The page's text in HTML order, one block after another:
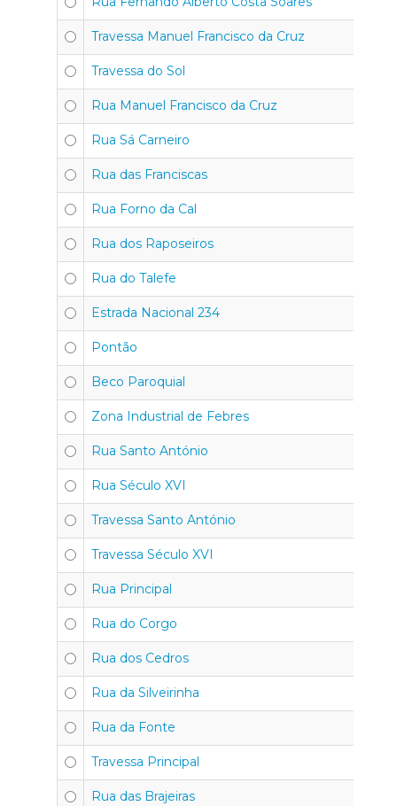
Travessa Manuel Francisco da Cruz
Travessa do Sol
Rua Manuel Francisco da Cruz
Rua Sá Carneiro
Rua das Franciscas
Rua Forno da Cal
Rua dos Raposeiros
Rua do Talefe
Estrada Nacional 234
Pontão
Beco Paroquial
Zona Industrial de Febres
Rua Santo António
Rua Século XVI
Travessa Santo António
Travessa Século XVI
Rua Principal
Rua do Corgo
Rua dos Cedros
Rua da Silveirinha
Rua da Fonte
Travessa Principal
Rua das Brajeiras